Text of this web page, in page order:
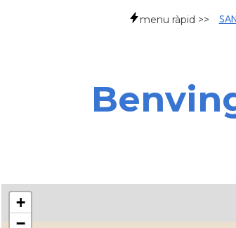
menu ràpid >>
+
−